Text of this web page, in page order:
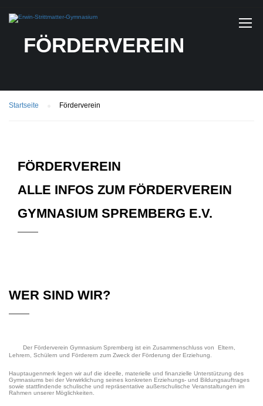
FÖRDERVEREIN
Startseite Förderverein
FÖRDERVEREIN
ALLE INFOS ZUM FÖRDERVEREIN
GYMNASIUM SPREMBERG E.V.
WER SIND WIR?
Der Förderverein Gymnasium Spremberg ist ein Zusammenschluss von Eltern,
Lehrern, Schülern und Förderern zum Zweck der Förderung der Erziehung.
Hauptaugenmerk legen wir auf die ideelle, materielle und finanzielle Unterstützung des
Gymnasiums bei der Verwirklichung seines konkreten Erziehungs- und Bildungsauftrages
sowie stattfindende schulische und repräsentative außerschulische Veranstaltungen im
Rahmen unserer Möglichkeiten.